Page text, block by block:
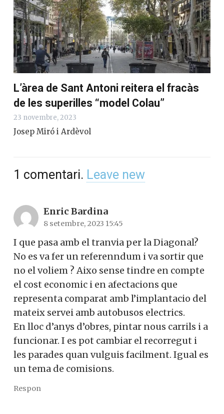
L’àrea de Sant Antoni reitera el fracàs
de les superilles “model Colau”
23 novembre, 2023
Josep Miró i Ardèvol
1 comentari. Leave new
Enric Bardina
8 setembre, 2023 15:45
I que pasa amb el tranvia per la Diagonal?
No es va fer un referenndum i va sortir que
no el voliem ? Aixo sense tindre en compte
el cost economic i en afectacions que
representa comparat amb l’implantacio del
mateix servei amb autobusos electrics.
En lloc d’anys d’obres, pintar nous carrils i a
funcionar. I es pot cambiar el recorregut i
les parades quan vulguis facilment. Igual es
un tema de comisions.
Respon